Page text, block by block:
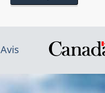
Avis